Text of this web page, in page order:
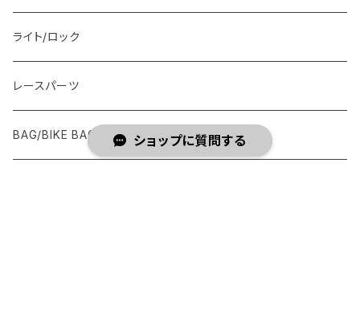
ライト/ロック
レースパーツ
BAG/BIKE BAG(輪行袋)ショップに質問する